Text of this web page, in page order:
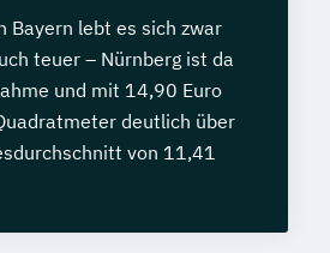
Bayern lebt es sich zwar
teuer – Nürnberg ist da
und mit 14,90 Euro
deutlich über
von 11,41